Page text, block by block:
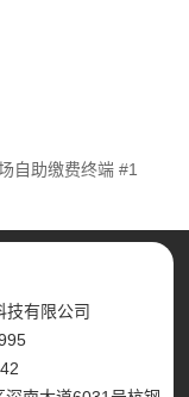
自助缴费终端 #1
有限公司